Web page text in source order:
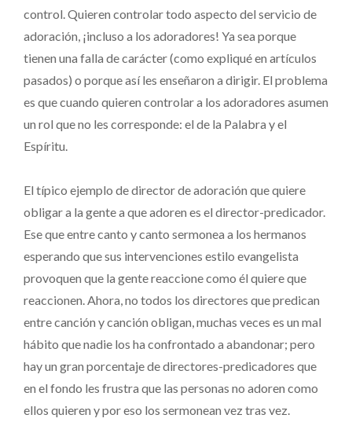
control. Quieren controlar todo aspecto del servicio de
adoración, ¡incluso a los adoradores! Ya sea porque
tienen una falla de carácter (como expliqué en artículos
pasados) o porque así les enseñaron a dirigir. El problema
es que cuando quieren controlar a los adoradores asumen
un rol que no les corresponde: el de la Palabra y el
Espíritu.
El típico ejemplo de director de adoración que quiere
obligar a la gente a que adoren es el director-predicador.
Ese que entre canto y canto sermonea a los hermanos
esperando que sus intervenciones estilo evangelista
provoquen que la gente reaccione como él quiere que
reaccionen. Ahora, no todos los directores que predican
entre canción y canción obligan, muchas veces es un mal
hábito que nadie los ha confrontado a abandonar; pero
hay un gran porcentaje de directores-predicadores que
en el fondo les frustra que las personas no adoren como
ellos quieren y por eso los sermonean vez tras vez.